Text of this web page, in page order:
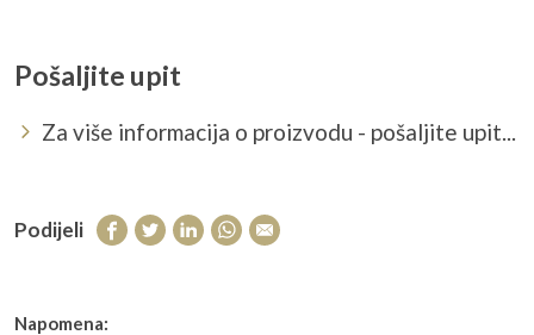
Pošaljite upit
Za više informacija o proizvodu - pošaljite upit...
Podijeli
Napomena: